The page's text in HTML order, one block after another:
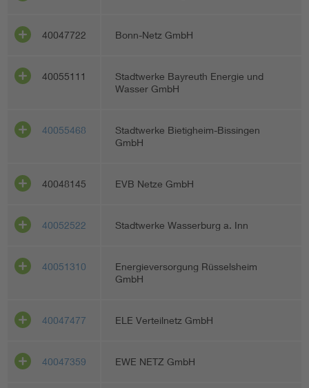
40047722 Bonn-Netz GmbH
40055111
Stadtwerke Bayreuth Energie und
Wasser GmbH
40055468
Stadtwerke Bietigheim-Bissingen
GmbH
40048145 EVB Netze GmbH
40052522 Stadtwerke Wasserburg a. Inn
40051310
Energieversorgung Rüsselsheim
GmbH
40047477 ELE Verteilnetz GmbH
40047359 EWE NETZ GmbH